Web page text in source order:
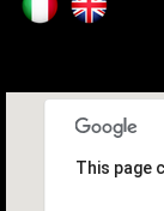
This page